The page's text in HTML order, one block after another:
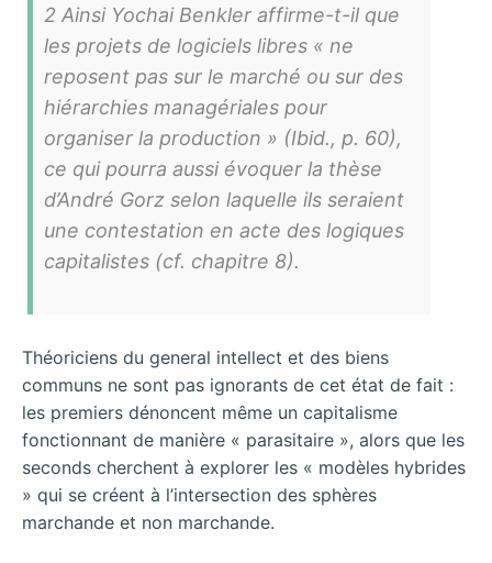
2 Ainsi Yochai Benkler affirme-t-il que
les projets de logiciels libres « ne
reposent pas sur le marché ou sur des
hiérarchies managériales pour
organiser la production » (Ibid., p. 60),
ce qui pourra aussi évoquer la thèse
d’André Gorz selon laquelle ils seraient
une contestation en acte des logiques
capitalistes (cf. chapitre 8).
Théoriciens du general intellect et des biens
communs ne sont pas ignorants de cet état de fait :
les premiers dénoncent même un capitalisme
fonctionnant de manière « parasitaire », alors que les
seconds cherchent à explorer les « modèles hybrides
» qui se créent à l’intersection des sphères
marchande et non marchande.